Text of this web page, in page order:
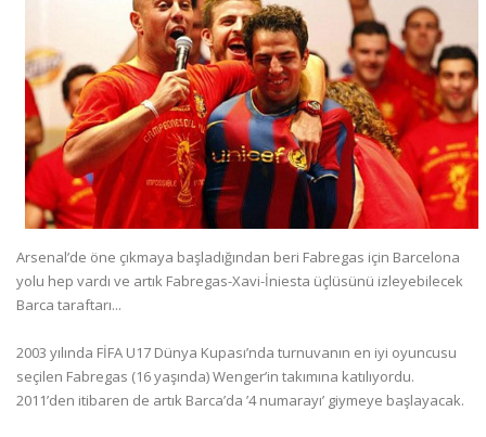
Arsenal’de öne çıkmaya başladığından beri Fabregas için Barcelona
yolu hep vardı ve artık Fabregas-Xavi-İniesta üçlüsünü izleyebilecek
Barca taraftarı...
2003 yılında FİFA U17 Dünya Kupası’nda turnuvanın en iyi oyuncusu
seçilen Fabregas (16 yaşında) Wenger’in takımına katılıyordu.
2011’den itibaren de artık Barca’da ’4 numarayı’ giymeye başlayacak.